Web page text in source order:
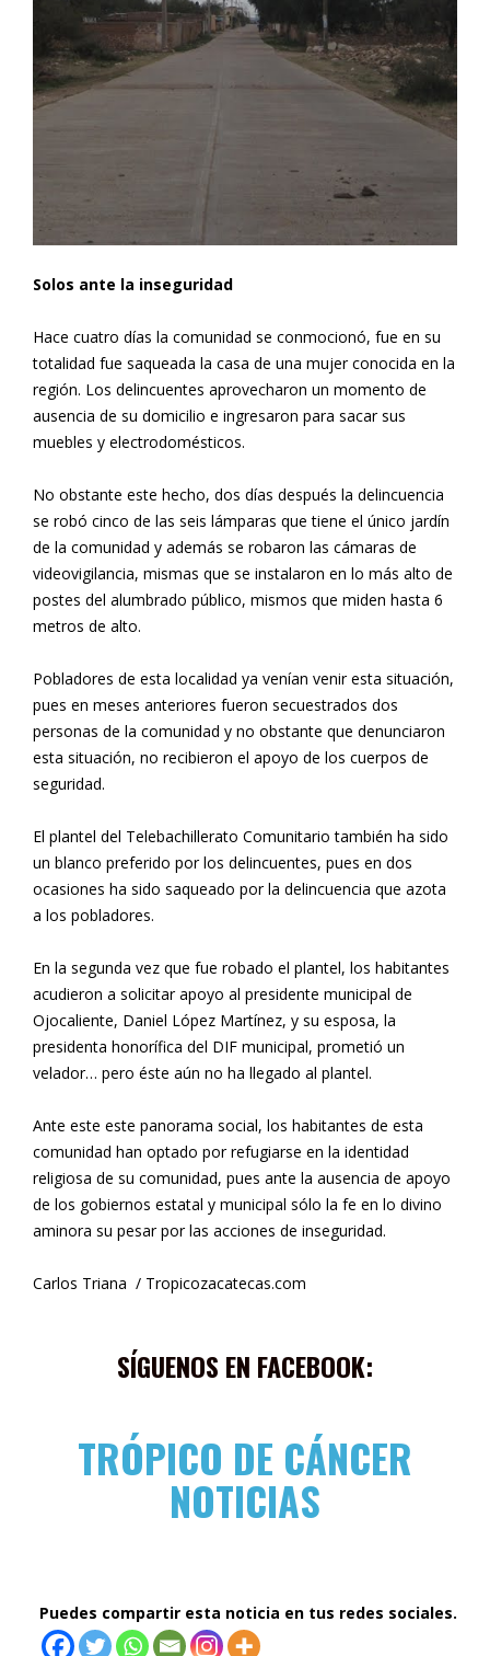
Solos ante la inseguridad
Hace cuatro días la comunidad se conmocionó, fue en su
totalidad fue saqueada la casa de una mujer conocida en la
región. Los delincuentes aprovecharon un momento de
ausencia de su domicilio e ingresaron para sacar sus
muebles y electrodomésticos.
No obstante este hecho, dos días después la delincuencia
se robó cinco de las seis lámparas que tiene el único jardín
de la comunidad y además se robaron las cámaras de
videovigilancia, mismas que se instalaron en lo más alto de
postes del alumbrado público, mismos que miden hasta 6
metros de alto.
Pobladores de esta localidad ya venían venir esta situación,
pues en meses anteriores fueron secuestrados dos
personas de la comunidad y no obstante que denunciaron
esta situación, no recibieron el apoyo de los cuerpos de
seguridad.
El plantel del Telebachillerato Comunitario también ha sido
un blanco preferido por los delincuentes, pues en dos
ocasiones ha sido saqueado por la delincuencia que azota
a los pobladores.
En la segunda vez que fue robado el plantel, los habitantes
acudieron a solicitar apoyo al presidente municipal de
Ojocaliente, Daniel López Martínez, y su esposa, la
presidenta honorífica del DIF municipal, prometió un
velador… pero éste aún no ha llegado al plantel.
Ante este este panorama social, los habitantes de esta
comunidad han optado por refugiarse en la identidad
religiosa de su comunidad, pues ante la ausencia de apoyo
de los gobiernos estatal y municipal sólo la fe en lo divino
aminora su pesar por las acciones de inseguridad.
Carlos Triana / Tropicozacatecas.com
SÍGUENOS EN FACEBOOK:
TRÓPICO DE CÁNCER
NOTICIAS
Puedes compartir esta noticia en tus redes sociales.